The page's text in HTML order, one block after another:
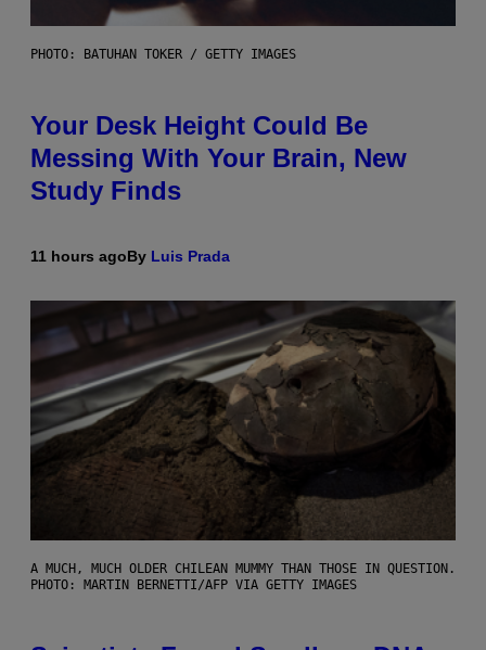
PHOTO: BATUHAN TOKER / GETTY IMAGES
Your Desk Height Could Be
Messing With Your Brain, New
Study Finds
11 hours agoBy Luis Prada
A MUCH, MUCH OLDER CHILEAN MUMMY THAN THOSE IN QUESTION.
PHOTO: MARTIN BERNETTI/AFP VIA GETTY IMAGES